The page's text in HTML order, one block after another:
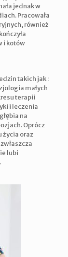
jednak w
Pracowała
również
i kotów
takich jak :
małych
terapii
i leczenia
na
Oprócz
życia oraz
lubi